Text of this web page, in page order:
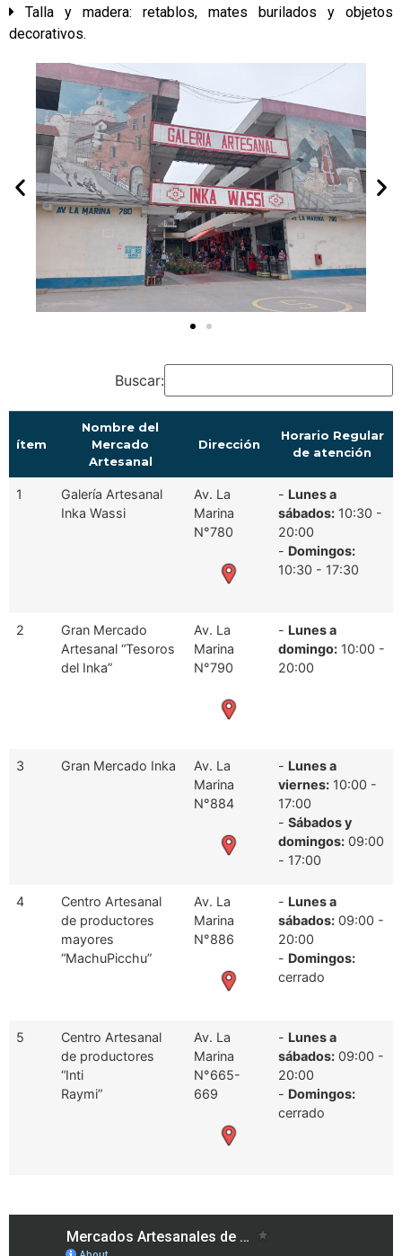
Talla y madera: retablos, mates burilados y objetos
decorativos.
Buscar:
ítem
Nombre del
Mercado
Artesanal
Dirección
Horario Regular
de atención
1
Galería Artesanal
Inka Wassi
Av. La
Marina
N°780
- Lunes a
sábados: 10:30 -
20:00
- Domingos:
10:30 - 17:30
2
Gran Mercado
Artesanal “Tesoros
del Inka”
Av. La
Marina
N°790
- Lunes a
domingo: 10:00 -
20:00
3 Gran Mercado Inka
Av. La
Marina
N°884
- Lunes a
viernes: 10:00 -
17:00
- Sábados y
domingos: 09:00
- 17:00
4
Centro Artesanal
de productores
mayores
“MachuPicchu”
Av. La
Marina
N°886
- Lunes a
sábados: 09:00 -
20:00
- Domingos:
cerrado
5
Centro Artesanal
de productores
“Inti
Raymi”
Av. La
Marina
N°665-
669
- Lunes a
sábados: 09:00 -
20:00
- Domingos:
cerrado